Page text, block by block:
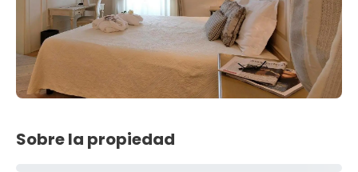
Sobre la propiedad